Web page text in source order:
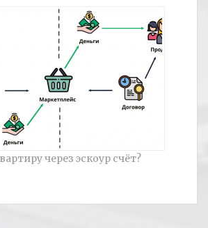
через эскоур счёт?